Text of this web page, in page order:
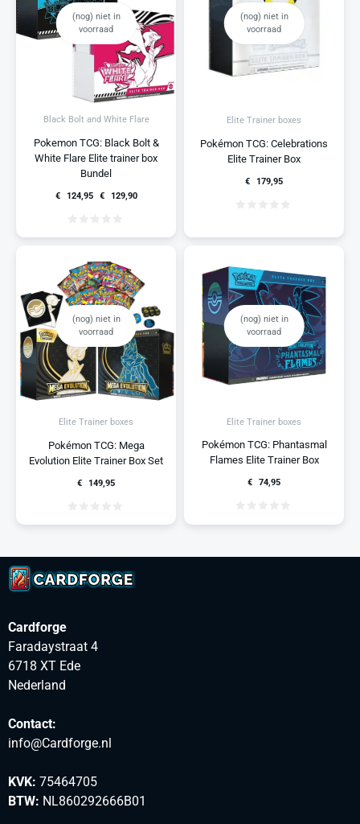
(nog) niet in
voorraad
Black Bolt and White Flare
Pokemon TCG: Black Bolt &
White Flare Elite trainer box
Bundel
€ 129,90
€ 124,95
(nog) niet in
voorraad
Elite Trainer boxes
Pokémon TCG: Celebrations
Elite Trainer Box
€ 179,95
(nog) niet in
voorraad
Elite Trainer boxes
Pokémon TCG: Mega
Evolution Elite Trainer Box Set
€ 149,95
(nog) niet in
voorraad
Elite Trainer boxes
Pokémon TCG: Phantasmal
Flames Elite Trainer Box
€ 74,95
Cardforge
Faradaystraat 4
6718 XT Ede
Nederland
Contact:
info@Cardforge.nl
KVK: 75464705
BTW: NL860292666B01